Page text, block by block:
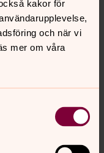
kakor för
och när vi
mer om våra